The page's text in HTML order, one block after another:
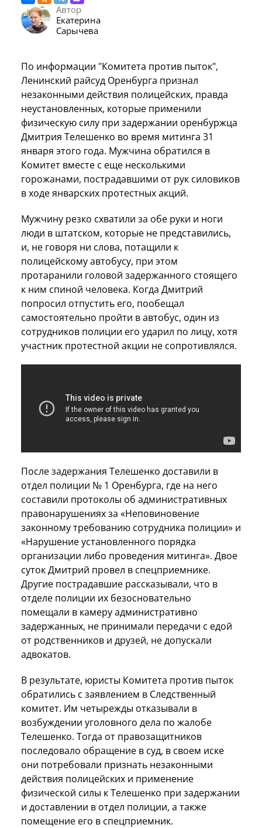
Автор
Екатерина
Сарычева
По информации "Комитета против пыток",
Ленинский райсуд Оренбурга признал
незаконными действия полицейских, правда
неустановленных, которые применили
физическую силу при задержании оренбуржца
Дмитрия Телешенко во время митинга 31
января этого года. Мужчина обратился в
Комитет вместе с еще несколькими
горожанами, пострадавшими от рук силовиков
в ходе январских протестных акций.
Мужчину резко схватили за обе руки и ноги
люди в штатском, которые не представились,
и, не говоря ни слова, потащили к
полицейскому автобусу, при этом
протаранили головой задержанного стоящего
к ним спиной человека. Когда Дмитрий
попросил отпустить его, пообещал
самостоятельно пройти в автобус, один из
сотрудников полиции его ударил по лицу, хотя
участник протестной акции не сопротивлялся.
После задержания Телешенко доставили в
отдел полиции № 1 Оренбурга, где на него
составили протоколы об административных
правонарушениях за «Неповиновение
законному требованию сотрудника полиции» и
«Нарушение установленного порядка
организации либо проведения митинга». Двое
суток Дмитрий провел в спецприемнике.
Другие пострадавшие рассказывали, что в
отделе полиции их безосновательно
помещали в камеру административно
задержанных, не принимали передачи с едой
от родственников и друзей, не допускали
адвокатов.
В результате, юристы Комитета против пыток
обратились с заявлением в Следственный
комитет. Им четырежды отказывали в
возбуждении уголовного дела по жалобе
Телешенко. Тогда от правозащитников
последовало обращение в суд, в своем иске
они потребовали признать незаконными
действия полицейских и применение
физической силы к Телешенко при задержании
и доставлении в отдел полиции, а также
помещение его в спецприемник.